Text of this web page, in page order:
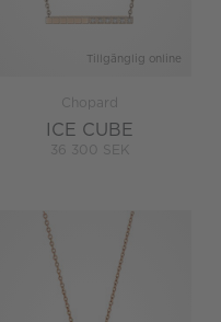
Tillgänglig online
Chopard
ICE CUBE
36 300 SEK